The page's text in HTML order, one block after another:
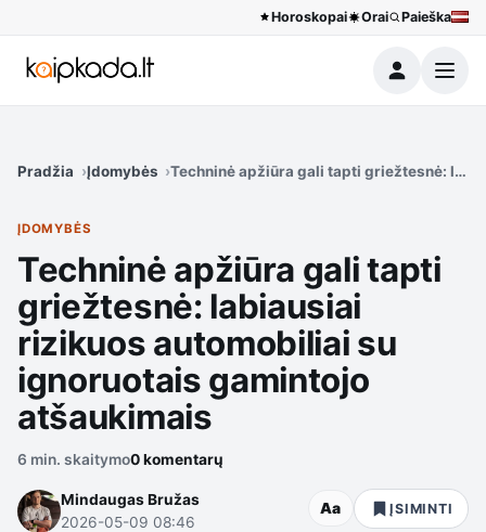
Horoskopai Orai Paieška
Meniu
Pradžia Įdomybės Techninė apžiūra gali tapti griežtesnė:
ĮDOMYBĖS
Techninė apžiūra gali tapti
griežtesnė: labiausiai
rizikuos automobiliai su
ignoruotais gamintojo
atšaukimais
6 min. skaitymo0 komentarų
Mindaugas Bružas
2026-05-09 08:46
Aa ĮSIMINTI